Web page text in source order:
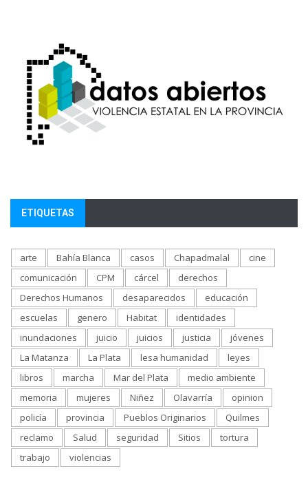
ETIQUETAS
arte Bahía Blanca casos Chapadmalal
cine
comunicación
CPM cárcel
derechos
Derechos Humanos
desaparecidos
educación
escuelas
genero Habitat
identidades
inundaciones
juicio juicios justicia
jóvenes
La Matanza
La Plata lesa humanidad
leyes
libros
marcha Mar del Plata
medio ambiente
memoria
mujeres Niñez Olavarría
opinion
policía
provincia Pueblos Originarios
Quilmes
reclamo
Salud seguridad Sitios
tortura
trabajo
violencias